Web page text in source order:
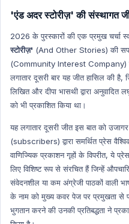
'एंड अदर स्टोरीज़' की संस्थागत
2026 के पुरस्कारों की एक प्रमुख चर्चा
स्टोरीज़' (And Other Stories) की
(Community Interest Company)
लगातार दूसरी बार यह जीत हासिल की है,
लिखित और दीपा भासथी द्वारा अनुवादित
को भी प्रकाशित किया था।
यह लगातार दूसरी जीत इस बात को
(subscribers) द्वारा समर्थित प्रेस
वाणिज्यिक प्रकाशन गृहों के विपरीत, ये
लिए विशिष्ट रूप से संरचित हैं जिन्हें
संवेदनशील या कम अंग्रेजी पाठकों वाली
के नाम को मुख्य कवर पेज पर प्रमुखता से
भुगतान करने की उनकी प्रतिबद्धता ने